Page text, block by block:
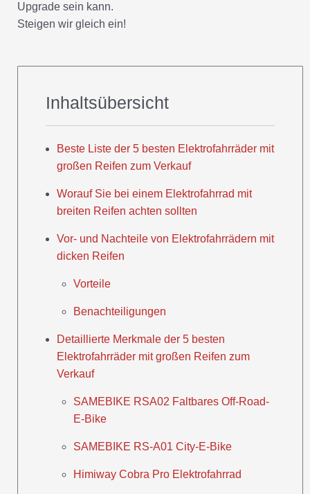
Upgrade sein kann.
Steigen wir gleich ein!
Inhaltsübersicht
Beste Liste der 5 besten Elektrofahrräder mit
großen Reifen zum Verkauf
Worauf Sie bei einem Elektrofahrrad mit
breiten Reifen achten sollten
Vor- und Nachteile von Elektrofahrrädern mit
dicken Reifen
Vorteile
Benachteiligungen
Detaillierte Merkmale der 5 besten
Elektrofahrräder mit großen Reifen zum
Verkauf
SAMEBIKE RSA02 Faltbares Off-Road-
E-Bike
SAMEBIKE RS-A01 City-E-Bike
Himiway Cobra Pro Elektrofahrrad